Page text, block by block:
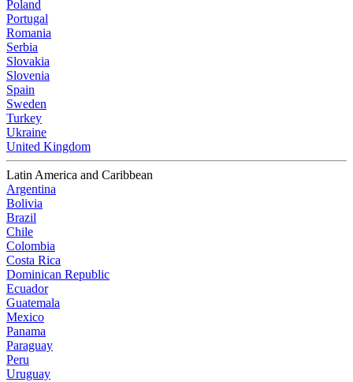
Poland
Portugal
Romania
Serbia
Slovakia
Slovenia
Spain
Sweden
Turkey
Ukraine
United Kingdom
Latin America and Caribbean
Argentina
Bolivia
Brazil
Chile
Colombia
Costa Rica
Dominican Republic
Ecuador
Guatemala
Mexico
Panama
Paraguay
Peru
Uruguay